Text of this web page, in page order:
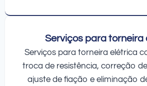
Serviços para torneira
Serviços para torneira elétrica
troca de resistência, correção
ajuste de fiação e eliminação